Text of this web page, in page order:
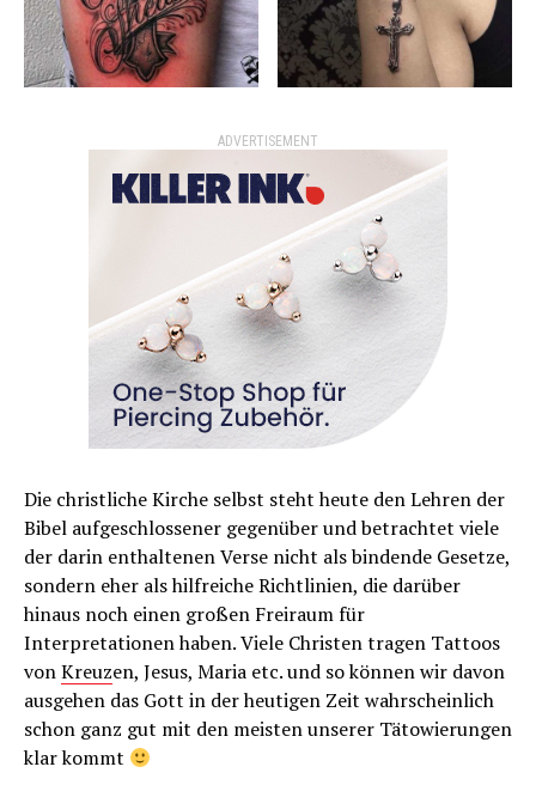
ADVERTISEMENT
Die christliche Kirche selbst steht heute den Lehren der
Bibel aufgeschlossener gegenüber und betrachtet viele
der darin enthaltenen Verse nicht als bindende Gesetze,
sondern eher als hilfreiche Richtlinien, die darüber
hinaus noch einen großen Freiraum für
Interpretationen haben. Viele Christen tragen Tattoos
vonKreuzen, Jesus, Maria etc. und so können wir davon
ausgehen das Gott in der heutigen Zeit wahrscheinlich
schon ganz gut mit den meisten unserer Tätowierungen
klar kommt